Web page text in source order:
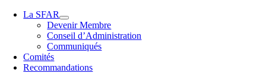
La SFAR
Devenir Membre
Conseil d’Administration
Communiqués
Comités
Recommandations